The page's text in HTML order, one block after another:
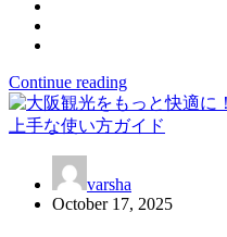
Continue reading
varsha
October 17, 2025